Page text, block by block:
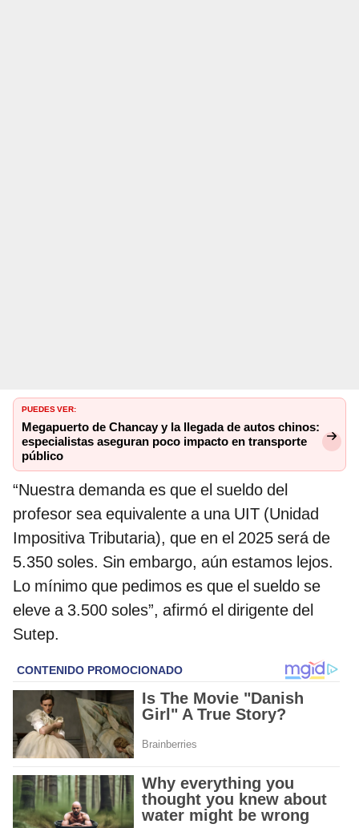
PUEDES VER:
Megapuerto de Chancay y la llegada de autos chinos:
especialistas aseguran poco impacto en transporte
público
“Nuestra demanda es que el sueldo del
profesor sea equivalente a una UIT (Unidad
Impositiva Tributaria), que en el 2025 será de
5.350 soles. Sin embargo, aún estamos lejos.
Lo mínimo que pedimos es que el sueldo se
eleve a 3.500 soles”, afirmó el dirigente del
Sutep.